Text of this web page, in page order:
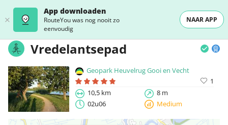
App downloaden
RouteYou was nog nooit zo
eenvoudig
NAAR APP
Vredelantsepad
Geopark Heuvelrug Gooi en Vecht
1
10,5 km
8 m
02u06
Medium